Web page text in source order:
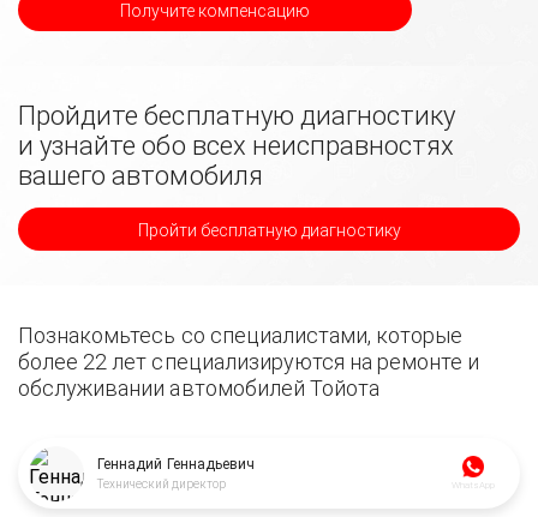
Получите компенсацию
Пройдите бесплатную диагностику
и узнайте обо всех неисправностях
вашего автомобиля
Пройти бесплатную диагностику
Познакомьтесь со специалистами, которые
более 22 лет специализируются на ремонте и
обслуживании автомобилей Тойота
Геннадий Геннадьевич
Технический директор WhatsApp